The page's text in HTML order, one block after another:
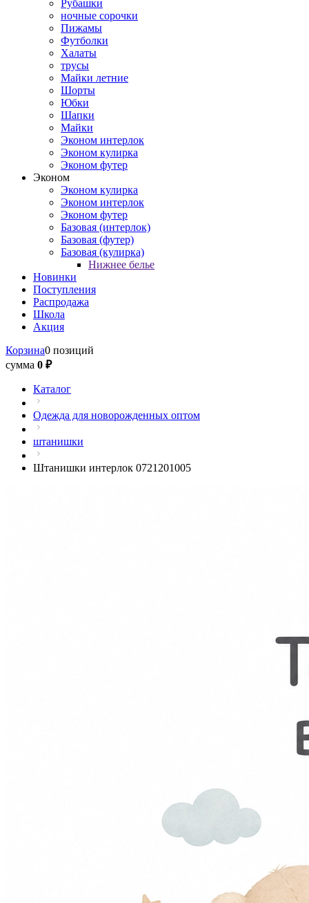
Рубашки
ночные сорочки
Пижамы
Футболки
Халаты
трусы
Майки летние
Шорты
Юбки
Шапки
Майки
Эконом интерлок
Эконом кулирка
Эконом футер
Эконом
Эконом кулирка
Эконом интерлок
Эконом футер
Базовая (интерлок)
Базовая (футер)
Базовая (кулирка)
Нижнее белье
Новинки
Поступления
Распродажа
Школа
Акция
Корзина0 позиций
сумма 0 ₽
Каталог
Одежда для новорожденных оптом
штанишки
Штанишки интерлок 0721201005